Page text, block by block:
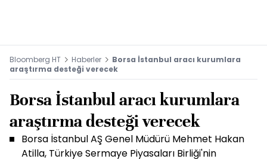
Bloomberg HT Haberler
Borsa İstanbul aracı kurumlara
araştırma desteği verecek
Borsa İstanbul aracı kurumlara
araştırma desteği verecek
Borsa İstanbul AŞ Genel Müdürü Mehmet Hakan
Atilla, Türkiye Sermaye Piyasaları Birliği'nin